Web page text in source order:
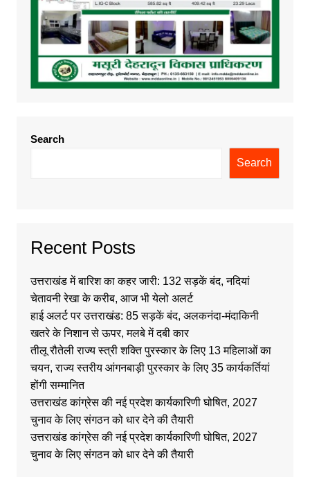
Search
Search
Recent Posts
उत्तराखंड में बारिश का कहर जारी: 132 सड़कें बंद, नदियां
चेतावनी रेखा के करीब, आज भी येलो अलर्ट
हाई अलर्ट पर उत्तराखंड: 85 सड़कें बंद, अलकनंदा-मंदाकिनी
खतरे के निशान से ऊपर, मलबे में दबी कार
तीलू रौतेली राज्य स्त्री शक्ति पुरस्कार के लिए 13 महिलाओं का
चयन, राज्य स्तरीय आंगनबाड़ी पुरस्कार के लिए 35 कार्यकर्तियां
होंगी सम्मानित
उत्तराखंड कांग्रेस की नई प्रदेश कार्यकारिणी घोषित, 2027
चुनाव के लिए संगठन को धार देने की तैयारी
उत्तराखंड कांग्रेस की नई प्रदेश कार्यकारिणी घोषित, 2027
चुनाव के लिए संगठन को धार देने की तैयारी